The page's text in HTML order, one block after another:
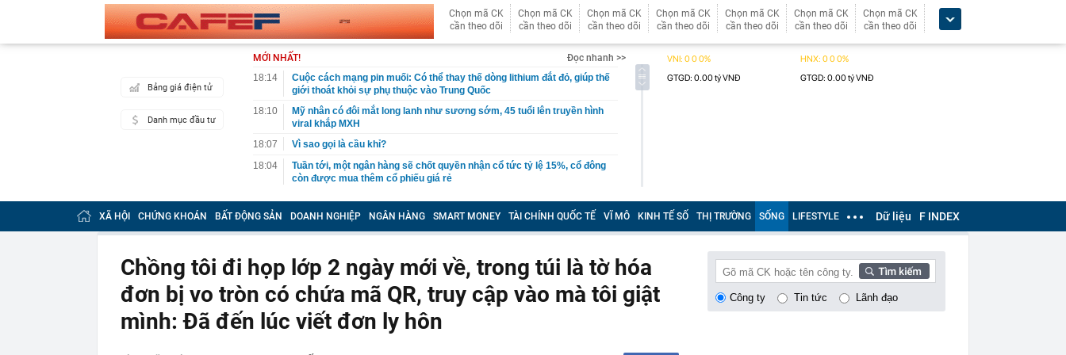
Chọn mã CK
cần theo dõi
Chọn mã CK
cần theo dõi
Chọn mã CK
cần theo dõi
Chọn mã CK
cần theo dõi
Chọn mã CK
cần theo dõi
Chọn mã CK
cần theo dõi
Chọn mã CK
cần theo dõi
Bảng giá điện tử
Danh mục đầu tư
MỚI NHẤT!
Đọc nhanh >>
18:14
Cuộc cách mạng pin muối: Có thể thay thế dòng lithium đắt đỏ, giúp thế
giới thoát khỏi sự phụ thuộc vào Trung Quốc
18:10
Mỹ nhân có đôi mắt long lanh như sương sớm, 45 tuổi lên truyền hình
viral khắp MXH
18:07
Vì sao gọi là cầu khỉ?
18:04
Tuần tới, một ngân hàng sẽ chốt quyền nhận cổ tức tỷ lệ 15%, cổ đông
còn được mua thêm cổ phiếu giá rẻ
17:59
XSMN 8/8 - Kết quả xổ số miền Nam hôm nay thứ Bảy ngày 8/8/2026
17:57
Vì sao lãi suất cuối năm dự báo khó giảm?
vài năm sau quyết định ấy cứu cả gia đình
17:50
Người có kinh nghiệm trồng cây lâu năm khuyên chôn trứng cạnh gốc:
Đây là lý do
Mỹ nhân Vbiz đầu tiên được làm phim tài liệu phát sóng trên đài truyền
hình Hàn Quốc, chiếm top 1 hot search Naver
XÃ HỘI CHỨNG KHOÁN BẤT ĐỘNG SẢN DOANH NGHIỆP NGÂN HÀNG SMART MONEY TÀI CHÍNH QUỐC TẾ VĨ MÔ KINH TẾ SỐ THỊ TRƯỜNG SỐNG LIFESTYLE Dữ liệu F INDEX
Chồng tôi đi họp lớp 2 ngày mới về, trong túi là tờ hóa
đơn bị vo tròn có chứa mã QR, truy cập vào mà tôi giật
mình: Đã đến lúc viết đơn ly hôn
Công ty Tin tức Lãnh đạo